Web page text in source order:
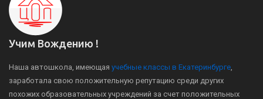
Учим Вождению !
Наша автошкола, имеющая учебные классы в Екатеринбурге
заработала свою положительную репутацию среди других
похожих образовательных учреждений за счет положительных